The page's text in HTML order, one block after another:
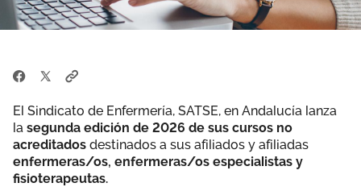
El Sindicato de Enfermería, SATSE, en Andalucía lanza
la segunda edición de 2026 de sus cursos no
acreditados destinados a sus afiliados y afiliadas
enfermeras/os, enfermeras/os especialistas y
fisioterapeutas.